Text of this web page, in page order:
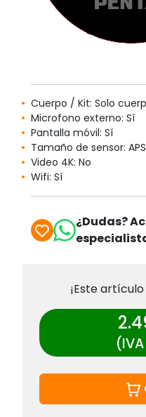
Cuerpo / Kit: Solo
Microfono externo: Sí
Pantalla móvil: Sí
Tamaño de sensor:
Video 4K: No
Wifi: Sí
¿Dudas?
¡Este